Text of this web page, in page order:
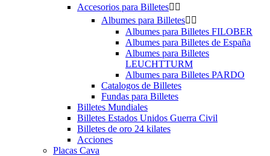
Accesorios para Billetes 
Albumes para Billetes 
Albumes para Billetes FILOBER
Albumes para Billetes de España
Albumes para Billetes
LEUCHTTURM
Albumes para Billetes PARDO
Catalogos de Billetes
Fundas para Billetes
Billetes Mundiales
Billetes Estados Unidos Guerra Civil
Billetes de oro 24 kilates
Acciones
Placas Cava